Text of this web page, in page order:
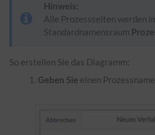
Hinweis:
Alle Prozessseiten werden
Standardnamensraum
So erstellen Sie das Diagramm:
Geben Sie einen